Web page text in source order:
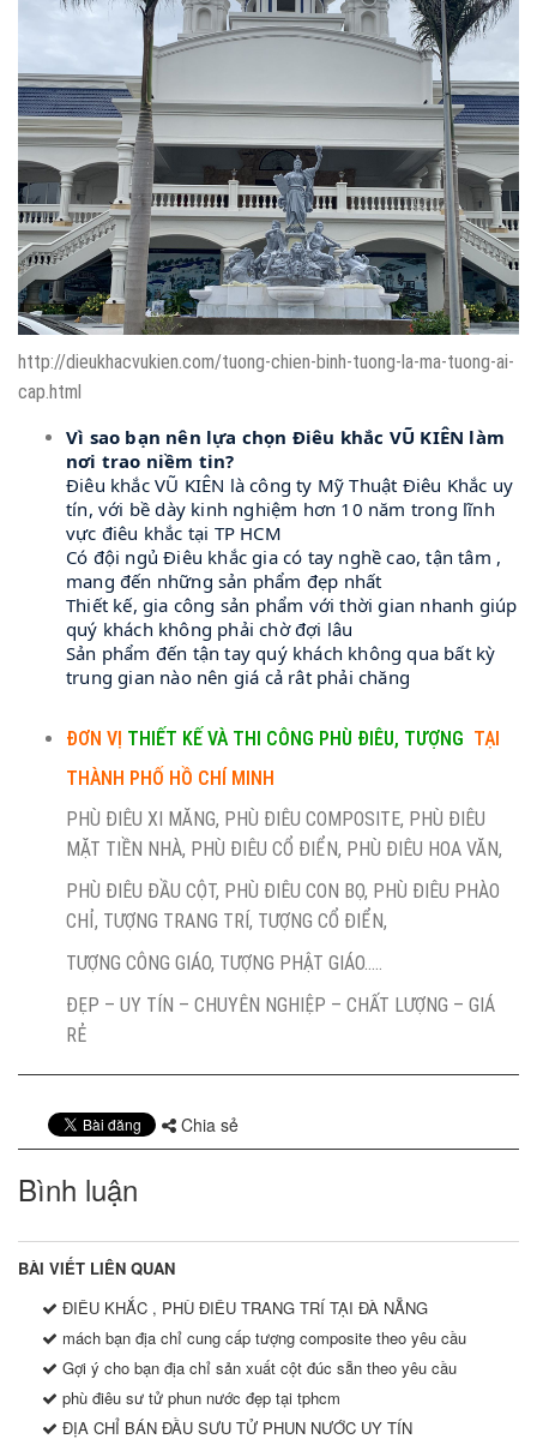
http://dieukhacvukien.com/tuong-chien-binh-tuong-la-ma-tuong-ai-
cap.html
Vì sao bạn nên lựa chọn Điêu khắc VŨ KIÊN làm
nơi trao niềm tin?
Điêu khắc VŨ KIÊN là công ty Mỹ Thuật Điêu Khắc uy
tín, với bề dày kinh nghiệm hơn 10 năm trong lĩnh
vực điêu khắc tại TP HCM
Có đội ngủ Điêu khắc gia có tay nghề cao, tận tâm ,
mang đến những sản phẩm đẹp nhất
Thiết kế, gia công sản phẩm với thời gian nhanh giúp
quý khách không phải chờ đợi lâu
Sản phẩm đến tận tay quý khách không qua bất kỳ
trung gian nào nên giá cả rât phải chăng
ĐƠN VỊ THIẾT KẾ VÀ THI CÔNG PHÙ ĐIÊU, TƯỢNG TẠI
THÀNH PHỐ HỒ CHÍ MINH
PHÙ ĐIÊU XI MĂNG, PHÙ ĐIÊU COMPOSITE, PHÙ ĐIÊU
MẶT TIỀN NHÀ, PHÙ ĐIÊU CỔ ĐIỂN, PHÙ ĐIÊU HOA VĂN,
PHÙ ĐIÊU ĐẦU CỘT, PHÙ ĐIÊU CON BỌ, PHÙ ĐIÊU PHÀO
CHỈ, TƯỢNG TRANG TRÍ, TƯỢNG CỔ ĐIỂN,
TƯỢNG CÔNG GIÁO, TƯỢNG PHẬT GIÁO.....
ĐẸP – UY TÍN – CHUYÊN NGHIỆP – CHẤT LƯỢNG – GIÁ
RẺ
Chia sẻ
Bình luận
BÀI VIẾT LIÊN QUAN
ĐIÊU KHẮC , PHÙ ĐIÊU TRANG TRÍ TẠI ĐÀ NẴNG
mách bạn địa chỉ cung cấp tượng composite theo yêu cầu
Gợi ý cho bạn địa chỉ sản xuất cột đúc sẵn theo yêu cầu
phù điêu sư tử phun nước đẹp tại tphcm
ĐỊA CHỈ BÁN ĐẦU SƯU TỬ PHUN NƯỚC UY TÍN